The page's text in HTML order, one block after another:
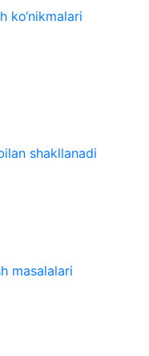
ko‘nikmalari
shakllanadi
masalalari